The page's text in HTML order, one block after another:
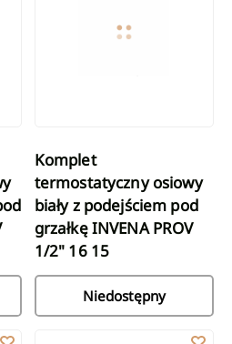
Komplet
termostatyczny osiowy
biały z podejściem pod
grzałkę INVENA PROV
1/2" 16 15
Niedostępny
czarny/złoty INVENA PROV 1/2"
Głowica termostatyczna czarny